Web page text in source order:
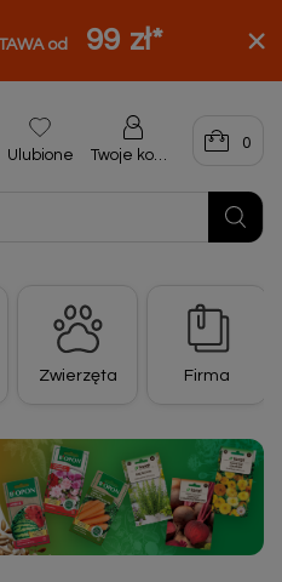
od 99 zł*
Ulubione Twoje konto
0
Firma
Zwierzęta